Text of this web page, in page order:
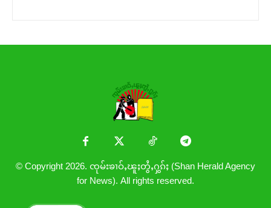
© Copyright 2026. ၸုမ်းၶၢဝ်ႇၽူႈတွႆႇႁွၵ်ႈ (Shan Herald Agency
for News). All rights reserved.